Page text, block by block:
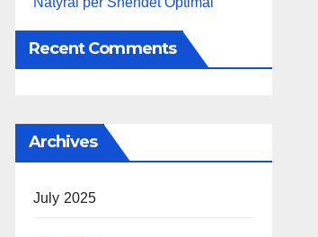
Recent Comments
Archives
July 2025